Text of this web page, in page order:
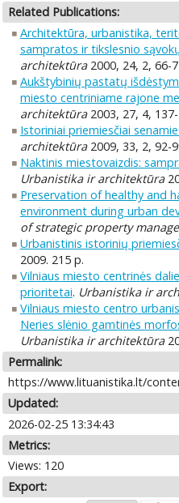
Related Publications:
Architektūra, urbanistika,
sampratos ir tikslesnio
architektūra2000, 24, 2, 66-
Aukštybinių pastatų
miesto centriniame rajone
architektūra2003, 27, 4,
Istoriniai priemiesčiai
architektūra2009, 33, 2, 92-
Naktinis miestovaizdis:
Urbanistika ir architektūra
Preservation of healthy and
environment during urban
of strategic property
Urbanistinis istorinių
2009. 215 p.
Vilniaus miesto centrinės
prioritetai. Urbanistika ir
Vilniaus miesto centro
Neries slėnio gamtinės
Urbanistika ir architektūra
Permalink:
https://www.lituanistika.lt/
Updated:
2026-02-25 13:34:43
Metrics:
Views: 120
Export: